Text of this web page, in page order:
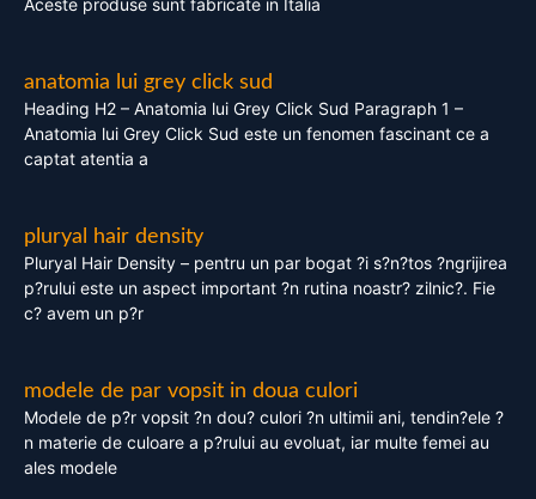
Aceste produse sunt fabricate in Italia
anatomia lui grey click sud
Heading H2 – Anatomia lui Grey Click Sud Paragraph 1 –
Anatomia lui Grey Click Sud este un fenomen fascinant ce a
captat atentia a
pluryal hair density
Pluryal Hair Density – pentru un par bogat ?i s?n?tos ?ngrijirea
p?rului este un aspect important ?n rutina noastr? zilnic?. Fie
c? avem un p?r
modele de par vopsit in doua culori
Modele de p?r vopsit ?n dou? culori ?n ultimii ani, tendin?ele ?
n materie de culoare a p?rului au evoluat, iar multe femei au
ales modele